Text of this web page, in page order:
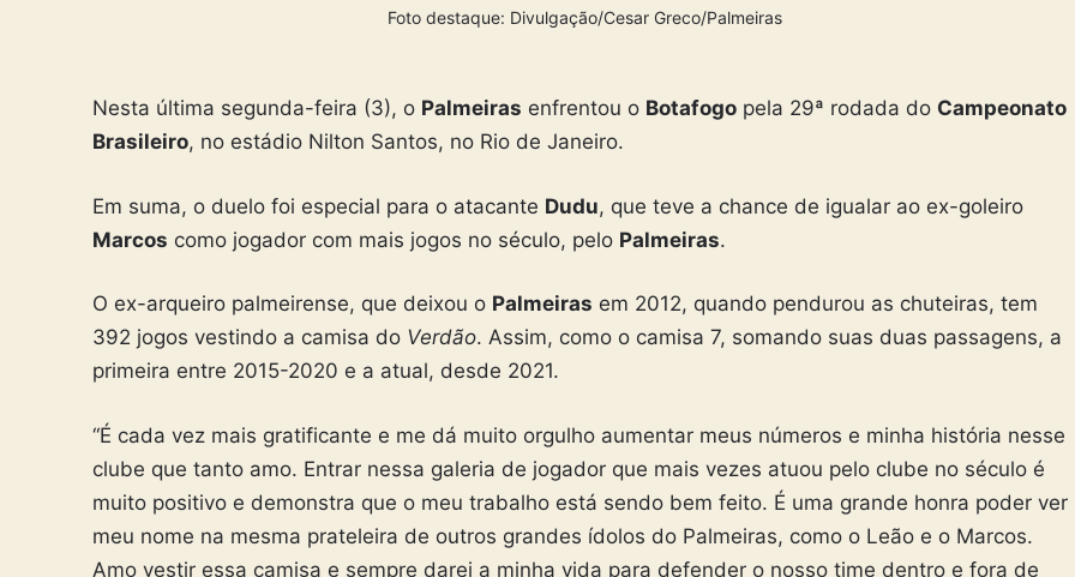
Foto destaque: Divulgação/Cesar Greco/Palmeiras
Nesta última segunda-feira (3), o Palmeiras enfrentou o Botafogo pela 29ª rodada do Campeonato
Brasileiro, no estádio Nilton Santos, no Rio de Janeiro.
Em suma, o duelo foi especial para o atacante Dudu, que teve a chance de igualar ao ex-goleiro
Marcos como jogador com mais jogos no século, pelo Palmeiras.
O ex-arqueiro palmeirense, que deixou o Palmeiras em 2012, quando pendurou as chuteiras, tem
392 jogos vestindo a camisa do Verdão. Assim, como o camisa 7, somando suas duas passagens, a
primeira entre 2015-2020 e a atual, desde 2021.
“É cada vez mais gratificante e me dá muito orgulho aumentar meus números e minha história nesse
clube que tanto amo. Entrar nessa galeria de jogador que mais vezes atuou pelo clube no século é
muito positivo e demonstra que o meu trabalho está sendo bem feito. É uma grande honra poder ver
meu nome na mesma prateleira de outros grandes ídolos do Palmeiras, como o Leão e o Marcos.
Amo vestir essa camisa e sempre darei a minha vida para defender o nosso time dentro e fora de